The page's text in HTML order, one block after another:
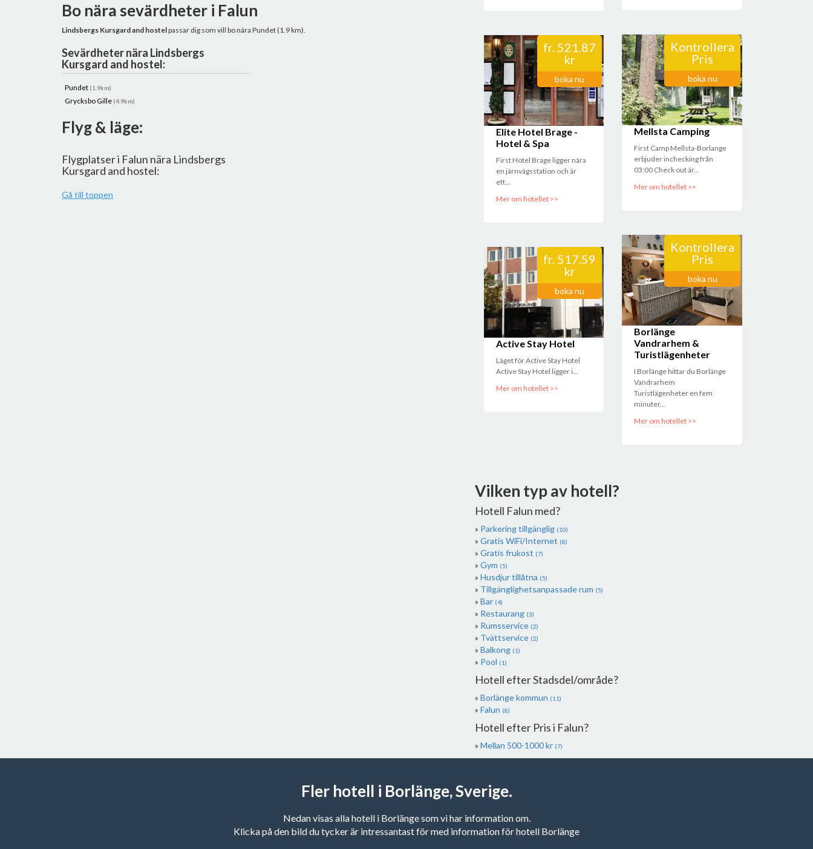
Bo nära sevärdheter i Falun
Lindsbergs Kursgard and hostelpassar dig som vill bo nära Pundet (1.9 km).
Sevärdheter nära Lindsbergs
Kursgard and hostel:
Pundet (1.9km)
Grycksbo Gille (4.9km)
Flyg & läge:
Flygplatser i Falun nära Lindsbergs
Kursgard and hostel:
Gå till toppen
fr.521.87
kr
boka nu
Elite Hotel Brage -
Hotel & Spa
First Hotel Brage ligger nära
en järnvägsstation och är
ett...
Mer om hotellet >>
fr.517.59
kr
boka nu
Active Stay Hotel
Läget för Active Stay Hotel
Active Stay Hotel ligger i...
Mer om hotellet >>
Kontrollera
Pris
boka nu
Mellsta Camping
First Camp Mellsta-Borlange
erbjuder inchecking från
03:00 Check out är...
Mer om hotellet >>
Kontrollera
Pris
boka nu
Borlänge
Vandrarhem &
Turistlägenheter
I Borlänge hittar du Borlänge
Vandrarhem
Turistlägenheter en fem
minuter...
Mer om hotellet >>
Vilken typ av hotell?
Hotell Falun med?
Parkering tillgänglig (10)
Gratis WiFi/Internet (8)
Gratis frukost (7)
Gym (5)
Husdjur tillåtna (5)
Tillgänglighetsanpassade rum (5)
Bar (4)
Restaurang (3)
Rumsservice (2)
Tvättservice (2)
Balkong (1)
Pool (1)
Hotell efter Stadsdel/område?
Borlänge kommun (11)
Falun (8)
Hotell efter Pris i Falun?
Mellan 500-1000 kr (7)
Fler hotell i Borlänge, Sverige.
Nedan visas alla hotell i Borlänge som vi har information om.
Klicka på den bild du tycker är intressantast för med information för hotell Borlänge